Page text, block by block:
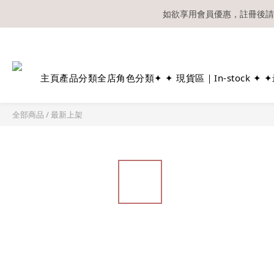
如欲享用會員優惠，註冊後
主頁產品分類全店角色分類✦ ✦ 現貨區｜In-stock ✦ ✦
全部商品 /最新上架